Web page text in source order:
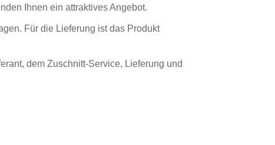
Ihnen ein attraktives Angebot.
Für die Lieferung ist das Produkt
dem Zuschnitt-Service, Lieferung und